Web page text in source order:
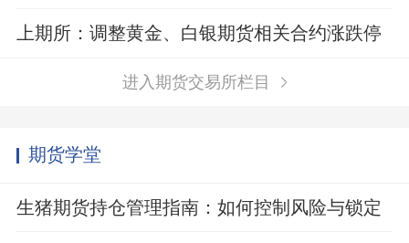
上期所：调整黄金、白银期货相关合约涨跌停
板幅度和交易保证金比例
进入期货交易所栏目
期货学堂
生猪期货持仓管理指南：如何控制风险与锁定